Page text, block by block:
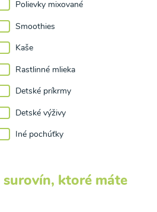
Polievky mixované
Smoothies
Kaše
Rastlinné mlieka
Detské príkrmy
Detské výživy
Iné pochúťky
surovín, ktoré máte